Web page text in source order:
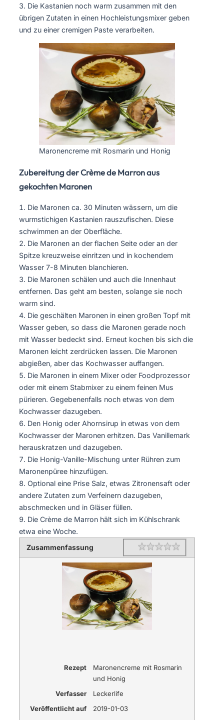
Die Kastanien noch warm zusammen mit den
übrigen Zutaten in einen Hochleistungsmixer geben
und zu einer cremigen Paste verarbeiten.
Maronencreme mit Rosmarin und Honig
Zubereitung der Crème de Marron aus
gekochten Maronen
Die Maronen ca. 30 Minuten wässern, um die
wurmstichigen Kastanien rauszufischen. Diese
schwimmen an der Oberfläche.
Die Maronen an der flachen Seite oder an der
Spitze kreuzweise einritzen und in kochendem
Wasser 7-8 Minuten blanchieren.
Die Maronen schälen und auch die Innenhaut
entfernen. Das geht am besten, solange sie noch
warm sind.
Die geschälten Maronen in einen großen Topf mit
Wasser geben, so dass die Maronen gerade noch
mit Wasser bedeckt sind. Erneut kochen bis sich die
Maronen leicht zerdrücken lassen. Die Maronen
abgießen, aber das Kochwasser auffangen.
Die Maronen in einem Mixer oder Foodprozessor
oder mit einem Stabmixer zu einem feinen Mus
pürieren. Gegebenenfalls noch etwas von dem
Kochwasser dazugeben.
Den Honig oder Ahornsirup in etwas von dem
Kochwasser der Maronen erhitzen. Das Vanillemark
herauskratzen und dazugeben.
Die Honig-Vanille-Mischung unter Rühren zum
Maronenpüree hinzufügen.
Optional eine Prise Salz, etwas Zitronensaft oder
andere Zutaten zum Verfeinern dazugeben,
abschmecken und in Gläser füllen.
Die Crème de Marron hält sich im Kühlschrank
etwa eine Woche.
Zusammenfassung
Rating 1 star
2 stars
3 stars
4 stars
5 stars
Rezept
Maronencreme mit Rosmarin
und Honig
Verfasser
Leckerlife
Veröffentlicht auf
2019-01-03